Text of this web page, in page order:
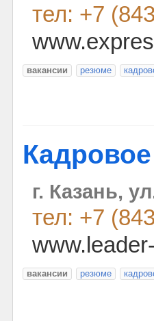
тел: +7
вакансии резюме
г. Казань,
тел: +7
вакансии резюме